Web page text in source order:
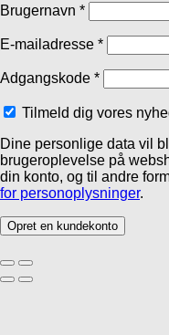
Brugernavn *
E-mailadresse *
Adgangskode *
Tilmeld dig vores
Dine personlige data vil
brugeroplevelse på
din konto, og til andre
for personoplysninger.
Opret en kundekonto